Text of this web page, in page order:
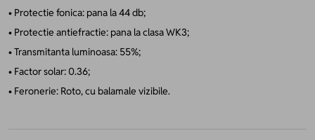
• Protectie fonica: pana la 44 db;
• Protectie antiefractie: pana la clasa WK3;
• Transmitanta luminoasa: 55%;
• Factor solar: 0.36;
• Feronerie: Roto, cu balamale vizibile.